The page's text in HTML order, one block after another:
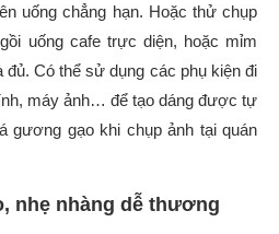
uống chẳng hạn. Hoặc thử chụp
uống cafe trực diện, hoặc mỉm
Có thể sử dụng các phụ kiện đi
máy ảnh… để tạo dáng được tự
gương gạo khi chụp ảnh tại quán
nhẹ nhàng dễ thương